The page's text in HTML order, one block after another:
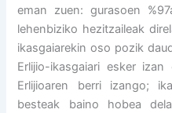
eman zuen: gurasoen
lehenbiziko hezitzaileak
ikasgaiarekin oso pozik
Erlijio-ikasgaiari esker
Erlijioaren berri izango;
besteak baino hobea